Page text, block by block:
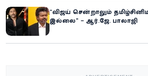
“விஜய் சென்றாலும்
இல்லை” – ஆர்.ஜே. பாலாஜி